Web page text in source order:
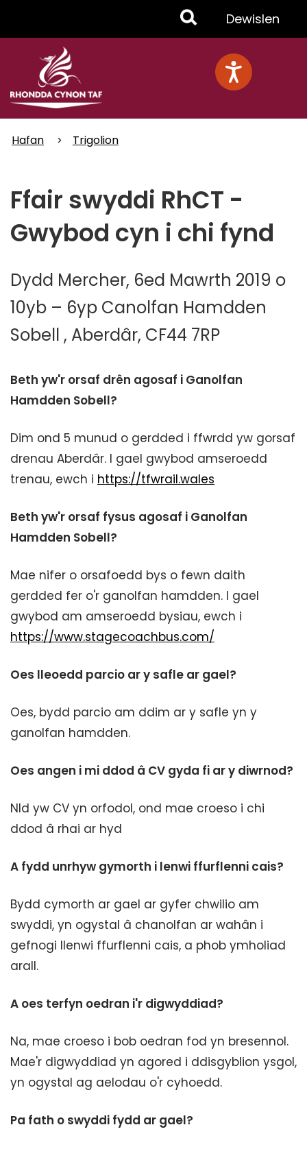
Toggle
Menu
Dewislen
Hafan Trigolion
Ffair swyddi RhCT -
Gwybod cyn i chi fynd
Dydd Mercher, 6ed Mawrth 2019 o
10yb – 6yp Canolfan Hamdden
Sobell , Aberdâr, CF44 7RP
Beth yw'r orsaf drên agosaf i Ganolfan
Hamdden Sobell?
Dim ond 5 munud o gerdded i ffwrdd yw gorsaf
drenau Aberdâr. I gael gwybod amseroedd
trenau, ewch i https://tfwrail.wales
Beth yw'r orsaf fysus agosaf i Ganolfan
Hamdden Sobell?
Mae nifer o orsafoedd bys o fewn daith
gerdded fer o'r ganolfan hamdden. I gael
gwybod am amseroedd bysiau, ewch i
https://www.stagecoachbus.com/
Oes lleoedd parcio ar y safle ar gael?
Oes, bydd parcio am ddim ar y safle yn y
ganolfan hamdden.
Oes angen i mi ddod â CV gyda fi ar y diwrnod?
NId yw CV yn orfodol, ond mae croeso i chi
ddod â rhai ar hyd
A fydd unrhyw gymorth i lenwi ffurflenni cais?
Bydd cymorth ar gael ar gyfer chwilio am
swyddi, yn ogystal â chanolfan ar wahân i
gefnogi llenwi ffurflenni cais, a phob ymholiad
arall.
A oes terfyn oedran i'r digwyddiad?
Na, mae croeso i bob oedran fod yn bresennol.
Mae'r digwyddiad yn agored i ddisgyblion ysgol,
yn ogystal ag aelodau o'r cyhoedd.
Pa fath o swyddi fydd ar gael?